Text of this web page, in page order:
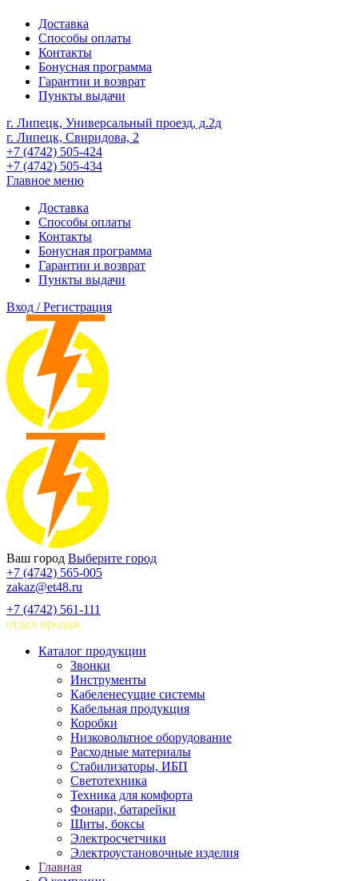
Доставка
Способы оплаты
Контакты
Бонусная программа
Гарантии и возврат
Пункты выдачи
г. Липецк, Универсальный проезд, д.2д
г. Липецк, Свиридова, 2
+7 (4742) 505-424
+7 (4742) 505-434
Главное меню
Доставка
Способы оплаты
Контакты
Бонусная программа
Гарантии и возврат
Пункты выдачи
Вход / Регистрация
Ваш город Выберите город
+7 (4742) 565-005
zakaz@et48.ru
+7 (4742) 561-111
отдел продаж
Каталог продукции
Звонки
Инструменты
Кабеленесущие системы
Кабельная продукция
Коробки
Низковольтное оборудование
Расходные материалы
Стабилизаторы, ИБП
Светотехника
Техника для комфорта
Фонари, батарейки
Щиты, боксы
Электросчетчики
Электроустановочные изделия
Главная